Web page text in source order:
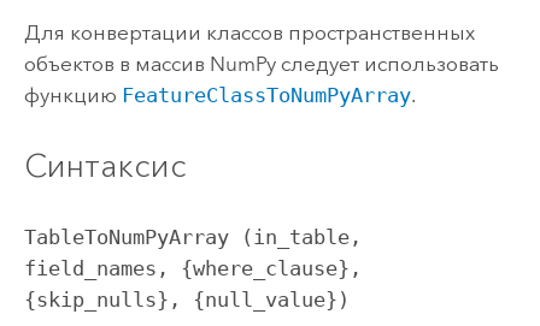
Для конвертации классов пространственных
объектов в массив NumPy следует использовать
функцию FeatureClassToNumPyArray.
Синтаксис
TableToNumPyArray (in_table,
field_names, {where_clause},
{skip_nulls}, {null_value})